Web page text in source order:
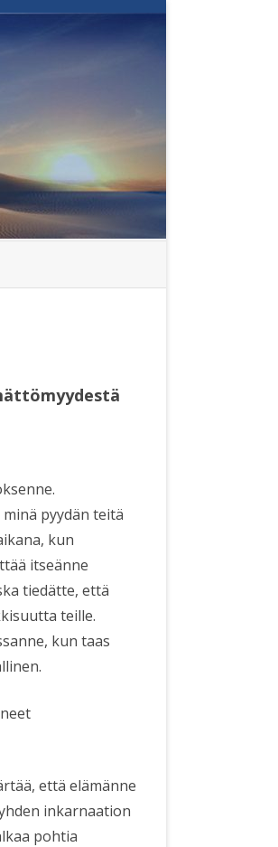
pyydän teitä
kun
itseänne
tiedätte, että
teille.
kun taas
että elämänne
inkarnaation
pohtia